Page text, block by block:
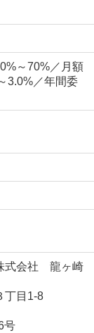
～70%／月額
3.0%／年間委
式会社 龍ヶ崎
丁目1-8
号